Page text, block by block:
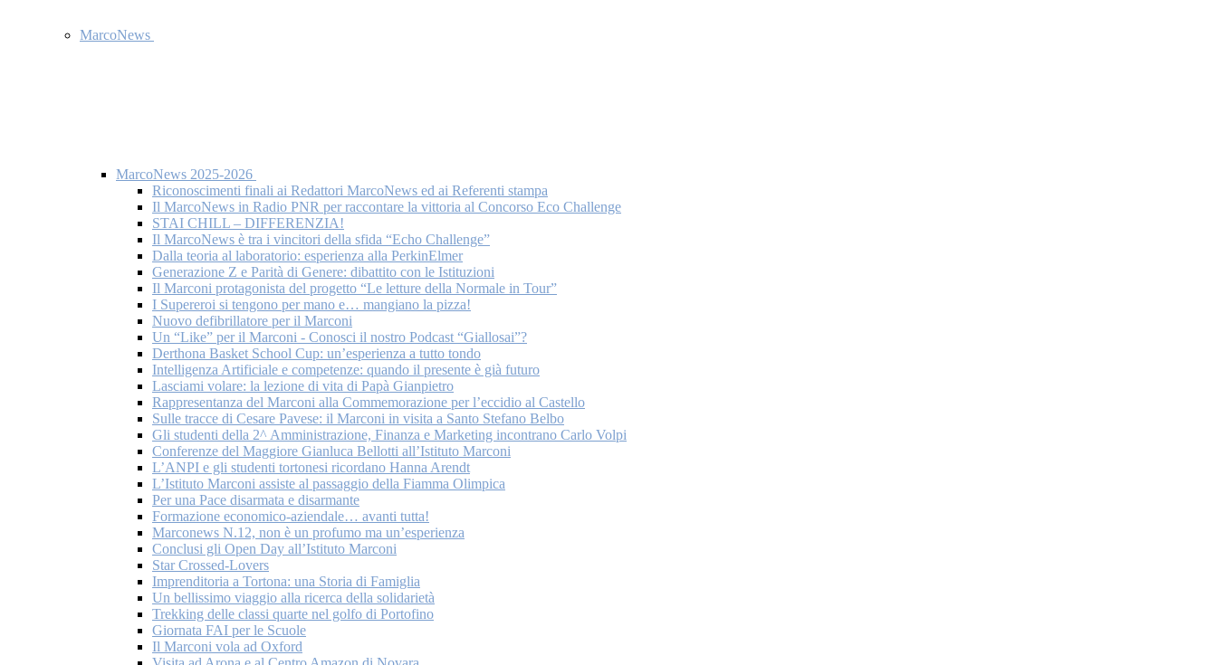
MarcoNews
MarcoNews 2025-2026
Riconoscimenti finali ai Redattori MarcoNews ed ai Referenti stampa
Il MarcoNews in Radio PNR per raccontare la vittoria al Concorso Eco Challenge
STAI CHILL – DIFFERENZIA!
Il MarcoNews è tra i vincitori della sfida “Echo Challenge”
Dalla teoria al laboratorio: esperienza alla PerkinElmer
Generazione Z e Parità di Genere: dibattito con le Istituzioni
Il Marconi protagonista del progetto “Le letture della Normale in Tour”
I Supereroi si tengono per mano e… mangiano la pizza!
Nuovo defibrillatore per il Marconi
Un “Like” per il Marconi - Conosci il nostro Podcast “Giallosai”?
Derthona Basket School Cup: un’esperienza a tutto tondo
Intelligenza Artificiale e competenze: quando il presente è già futuro
Lasciami volare: la lezione di vita di Papà Gianpietro
Rappresentanza del Marconi alla Commemorazione per l’eccidio al Castello
Sulle tracce di Cesare Pavese: il Marconi in visita a Santo Stefano Belbo
Gli studenti della 2^ Amministrazione, Finanza e Marketing incontrano Carlo Volpi
Conferenze del Maggiore Gianluca Bellotti all’Istituto Marconi
L’ANPI e gli studenti tortonesi ricordano Hanna Arendt
L’Istituto Marconi assiste al passaggio della Fiamma Olimpica
Per una Pace disarmata e disarmante
Formazione economico-aziendale… avanti tutta!
Marconews N.12, non è un profumo ma un’esperienza
Conclusi gli Open Day all’Istituto Marconi
Star Crossed-Lovers
Imprenditoria a Tortona: una Storia di Famiglia
Un bellissimo viaggio alla ricerca della solidarietà
Trekking delle classi quarte nel golfo di Portofino
Giornata FAI per le Scuole
Il Marconi vola ad Oxford